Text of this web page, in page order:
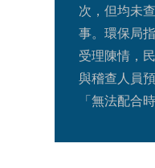
次，但均未
事。環保局
受理陳情，
與稽查人員
「無法配合